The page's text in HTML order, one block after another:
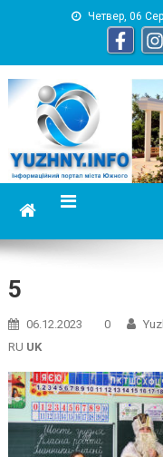
Четвер, 06
информационный
5
06.12.2023 0
RU UK